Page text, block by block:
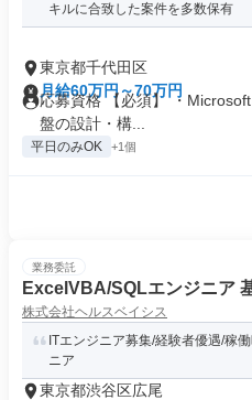
キルに合致した案件を多数保有
東京都千代田区
月給60万円～70万円
応募資格 【必須】 ・
盤の設計・構...
平日のみOK +1個
業務委託
ExcelVBA/SQLエンジニア
株式会社ヘルスベイシス
ITエンジニア募集/経験者優遇/稼
ニア
東京都渋谷区広尾